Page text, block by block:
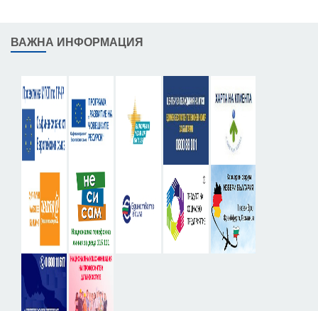
ВАЖНА ИНФОРМАЦИЯ